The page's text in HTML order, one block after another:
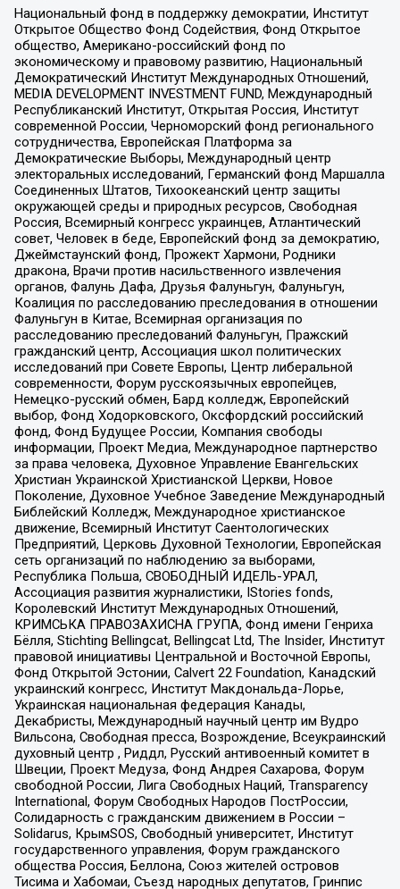
Национальный фонд в поддержку демократии, Институт
Открытое Общество Фонд Содействия, Фонд Открытое
общество, Американо-российский фонд по
экономическому и правовому развитию, Национальный
Демократический Институт Международных Отношений,
MEDIA DEVELOPMENT INVESTMENT FUND, Международный
Республиканский Институт, Открытая Россия, Институт
современной России, Черноморский фонд регионального
сотрудничества, Европейская Платформа за
Демократические Выборы, Международный центр
электоральных исследований, Германский фонд Маршалла
Соединенных Штатов, Тихоокеанский центр защиты
окружающей среды и природных ресурсов, Свободная
Россия, Всемирный конгресс украинцев, Атлантический
совет, Человек в беде, Европейский фонд за демократию,
Джеймстаунский фонд, Прожект Хармони, Родники
дракона, Врачи против насильственного извлечения
органов, Фалунь Дафа, Друзья Фалуньгун, Фалуньгун,
Коалиция по расследованию преследования в отношении
Фалуньгун в Китае, Всемирная организация по
расследованию преследований Фалуньгун, Пражский
гражданский центр, Ассоциация школ политических
исследований при Совете Европы, Центр либеральной
современности, Форум русскоязычных европейцев,
Немецко-русский обмен, Бард колледж, Европейский
выбор, Фонд Ходорковского, Оксфордский российский
фонд, Фонд Будущее России, Компания свободы
информации, Проект Медиа, Международное партнерство
за права человека, Духовное Управление Евангельских
Христиан Украинской Христианской Церкви, Новое
Поколение, Духовное Учебное Заведение Международный
Библейский Колледж, Международное христианское
движение, Всемирный Институт Саентологических
Предприятий, Церковь Духовной Технологии, Европейская
сеть организаций по наблюдению за выборами,
Республика Польша, СВОБОДНЫЙ ИДЕЛЬ-УРАЛ,
Ассоциация развития журналистики, IStories fonds,
Королевский Институт Международных Отношений,
КРИМСЬКА ПРАВОЗАХИСНА ГРУПА, Фонд имени Генриха
Бёлля, Stichting Bellingcat, Bellingcat Ltd, The Insider, Институт
правовой инициативы Центральной и Восточной Европы,
Фонд Открытой Эстонии, Calvert 22 Foundation, Канадский
украинский конгресс, Институт Макдональда-Лорье,
Украинская национальная федерация Канады,
Декабристы, Международный научный центр им Вудро
Вильсона, Свободная пресса, Возрождение, Всеукраинский
духовный центр , Риддл, Русский антивоенный комитет в
Швеции, Проект Медуза, Фонд Андрея Сахарова, Форум
свободной России, Лига Свободных Наций, Transparеncy
International, Форум Свободных Народов ПостРоссии,
Солидарность с гражданским движением в России –
Solidarus, КрымSOS, Свободный университет, Институт
государственного управления, Форум гражданского
общества Россия, Беллона, Союз жителей островов
Тисима и Хабомаи, Съезд народных депутатов, Гринпис